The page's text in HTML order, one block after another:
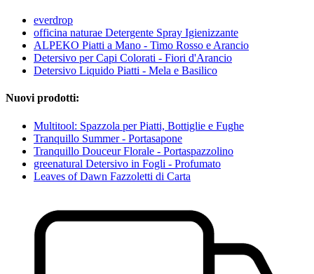
everdrop
officina naturae Detergente Spray Igienizzante
ALPEKO Piatti a Mano - Timo Rosso e Arancio
Detersivo per Capi Colorati - Fiori d'Arancio
Detersivo Liquido Piatti - Mela e Basilico
Nuovi prodotti:
Multitool: Spazzola per Piatti, Bottiglie e Fughe
Tranquillo Summer - Portasapone
Tranquillo Douceur Florale - Portaspazzolino
greenatural Detersivo in Fogli - Profumato
Leaves of Dawn Fazzoletti di Carta